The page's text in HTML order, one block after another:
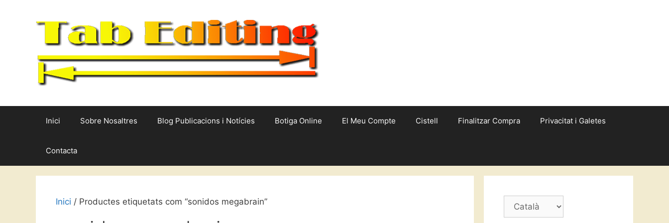
Inici Sobre Nosaltres Blog Publicacions i Notícies Botiga Online El Meu Compte Cistell Finalitzar Compra Privacitat i Galetes
Contacta
Inici / Productes etiquetats com “sonidos megabrain”
Trieu